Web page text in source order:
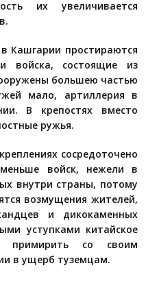
их увеличивается
Кашгарии простираются
войска, состоящие из
большею частью
мало, артиллерия в
В крепостях вместо
ружья.
сосредоточено
меньше войск, нежели в
внутри страны, потому
возмущения жителей,
и дикокаменных
уступками китайское
примирить со своим
в ущерб туземцам.